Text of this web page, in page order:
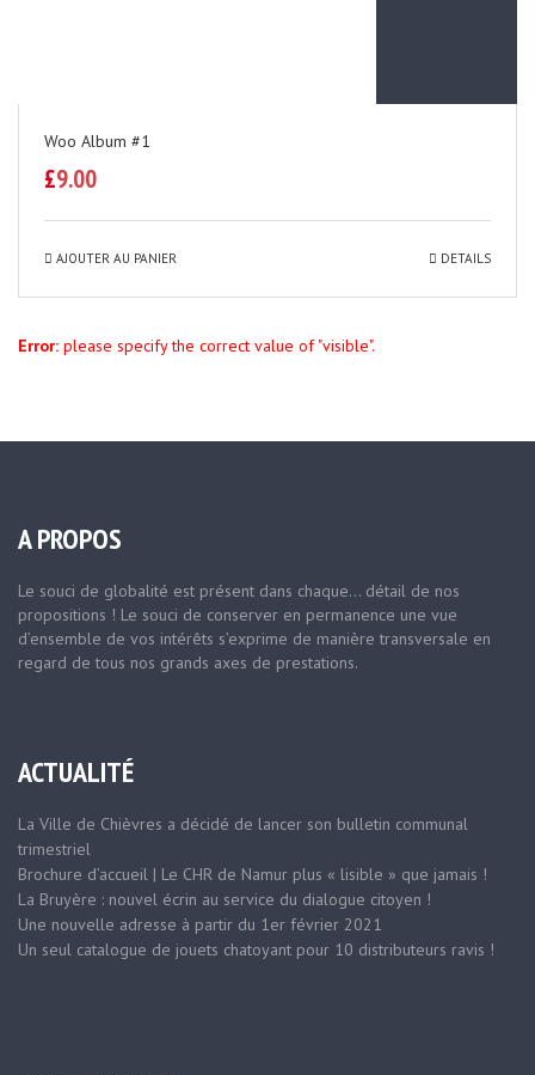
Woo Album #1
£9.00
AJOUTER AU PANIER DETAILS
Error: please specify the correct value of "visible".
A PROPOS
Le souci de globalité est présent dans chaque… détail de nos
propositions ! Le souci de conserver en permanence une vue
d’ensemble de vos intérêts s’exprime de manière transversale en
regard de tous nos grands axes de prestations.
ACTUALITÉ
La Ville de Chièvres a décidé de lancer son bulletin communal
trimestriel
Brochure d’accueil | Le CHR de Namur plus « lisible » que jamais !
La Bruyère : nouvel écrin au service du dialogue citoyen !
Une nouvelle adresse à partir du 1er février 2021
Un seul catalogue de jouets chatoyant pour 10 distributeurs ravis !